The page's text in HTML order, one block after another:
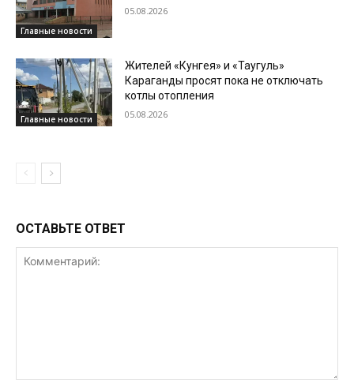
Главные новости
05.08.2026
Главные новости
Жителей «Кунгея» и «Таугуль»
Караганды просят пока не отключать
котлы отопления
05.08.2026
ОСТАВЬТЕ ОТВЕТ